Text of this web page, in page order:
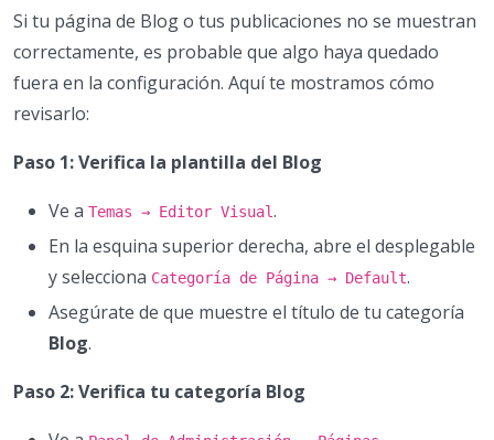
Si tu página de Blog o tus publicaciones no se muestran
correctamente, es probable que algo haya quedado
fuera en la configuración. Aquí te mostramos cómo
revisarlo:
Paso 1: Verifica la plantilla del Blog
Ve a Temas → Editor Visual.
En la esquina superior derecha, abre el desplegable
y selecciona Categoría de Página → Default.
Asegúrate de que muestre el título de tu categoría
Blog.
Paso 2: Verifica tu categoría Blog